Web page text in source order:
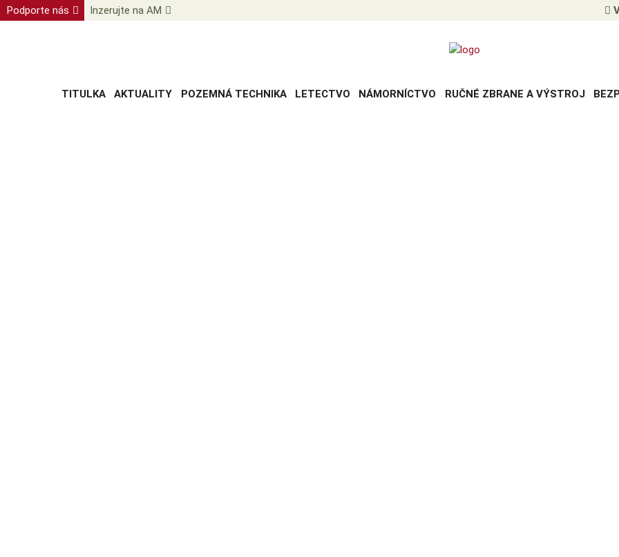
Podporte nás Inzerujte na AM
TITULKA AKTUALITY POZEMNÁ TECHNIKA LETECTVO NÁMORNÍCTVO RUČNÉ ZBRANE A VÝSTROJ